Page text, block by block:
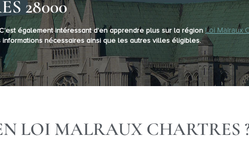
28000
également intéressant d’en apprendre plus sur la région Loi Malraux
nécessaires ainsi que les autres villes éligibles.
LOI MALRAUX CHARTRES